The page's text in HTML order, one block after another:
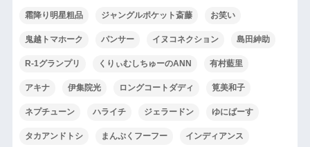
霜降り明星粗品 ジャングルポケット斎藤 お笑い
鬼越トマホーク パンサー イヌコネクション 島田紳助
R-1グランプリ くりぃむしちゅーのANN 有村藍里
アキナ 伊集院光 ロングコートダディ 筧美和子
ネプチューン ハライチ ジェラードン ゆにばーす
タカアンドトシ まんぷくフーフー インディアンス